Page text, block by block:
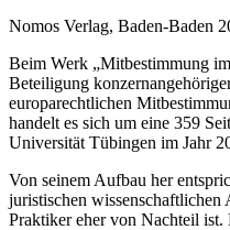
Nomos Verlag, Baden-Baden
Beim Werk „Mitbestimmung
Beteiligung
europarechtlichen
handelt es sich um eine 359
Universität Tübingen im Jahr
Von seinem Aufbau her
juristischen wissenschaftlichen
Praktiker eher von Nachteil